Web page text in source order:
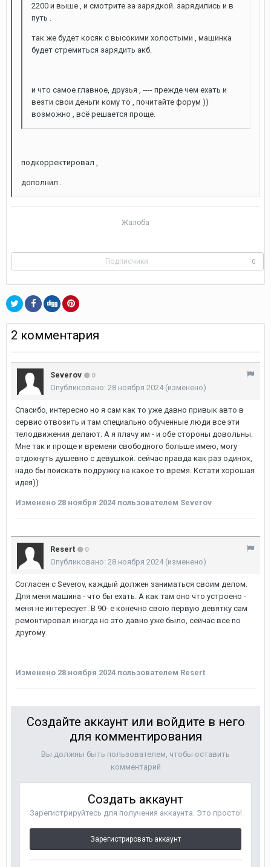
2200 и выше , и смотрите за зарядкой. зарядились и в
путь .
так же будет косяк с высокими холостыми , машинка
будет стремиться зарядить акб.
и что самое главное, друзья , ---- прежде чем ехать и
везти свои деньги кому то , почитайте форум ))
возможно , всё решается проще.
подкорректировал ,
дополнил .
Жалоба
Подписчики 0
2 комментария
Severov 0
Опубликовано: 28 ноября 2024(изменено)
Спасибо, интересно но я сам как то уже давно привык авто в
сервис отвозить и там специально обученные люди все эти
телодвижения делают. А я плачу им - и обе стороны довольны.
Мне так и проще и времени свободного больше имею, могу
отдохнуть душевно с девушкой. сейчас правда как раз одинок,
надо бы поискать подружку на какое то время. Кстати хорошая
идея))
Изменено 28 ноября 2024 пользователем Severov
Resert 0
Опубликовано: 28 ноября 2024(изменено)
Согласен с Severov, каждый должен заниматься своим делом.
Для меня машина - что бы ехать. А как там оно что устроено -
меня не интересует. В 90- е конечно свою первую девятку сам
ремонтировал иногда но это давно уже было, сейчас все по
другому.
Изменено 28 ноября 2024 пользователем Resert
Создайте аккаунт или войдите в него
для комментирования
Вы должны быть пользователем, чтобы оставить
комментарий
Создать аккаунт
Зарегистрируйтесь для получения аккаунта. Это просто!
Зарегистрировать аккаунт